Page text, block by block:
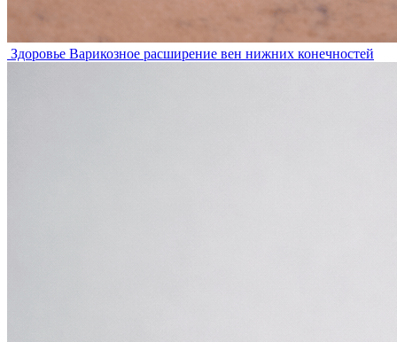
Здоровье Варикозное расширение вен нижних конечностей